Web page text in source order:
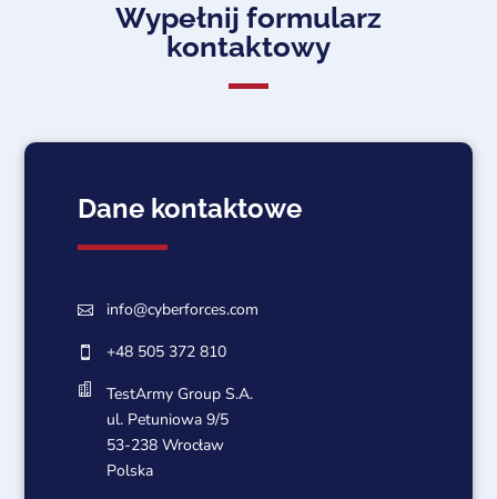
Wypełnij formularz
kontaktowy
Dane kontaktowe
 info@cyberforces.com
 +48 505 372 810

TestArmy Group S.A.
ul. Petuniowa 9/5
53-238 Wrocław
Polska